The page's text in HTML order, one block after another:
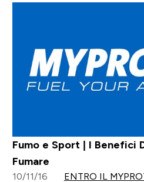
Fumo e Sport | I Benefici
Fumare
10/11/16 ENTRO IL